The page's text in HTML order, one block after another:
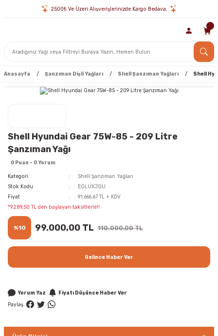
2500₺ Ve Üzeri Alışverişlerinizde Kargo Bedava.
Anasayfa Şanzıman Dişli Yağları Shell Şanzıman Yağları Shell
Shell Hyundai Gear 75W-85 - 209 Litre
Şanzıman Yağı
0 Puan - 0 Yorum
Kategori
Shell Şanzıman Yağları
Stok Kodu
EGLUXJQU
Fiyat
91.666,67 TL + KDV
*9.289,50 TL den başlayan taksitlerle!!
%10 99.000,00 TL 110.000,00 TL
Gelince Haber Ver
Yorum Yaz
Fiyatı Düşünce Haber Ver
Paylaş